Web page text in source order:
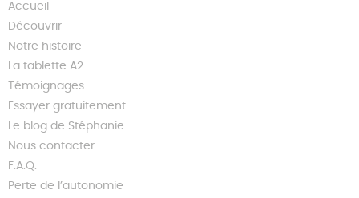
Accueil
Découvrir
Notre histoire
La tablette A2
Témoignages
Essayer gratuitement
Le blog de Stéphanie
Nous contacter
F.A.Q.
Perte de l’autonomie